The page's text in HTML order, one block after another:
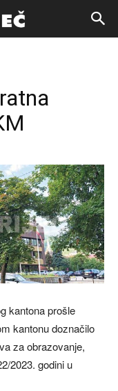
kantona prošle
kantonu doznačilo
za obrazovanje,
2023. godini u